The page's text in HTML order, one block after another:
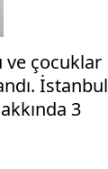
çocuklar
İstanbul
3